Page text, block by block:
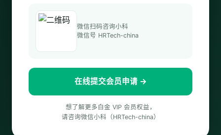
微信扫码咨询小科
微信号 HRTech-china
在线提交会员申请 →
想了解更多白金 VIP 会员权益，
请咨询微信小科（HRTech-china）